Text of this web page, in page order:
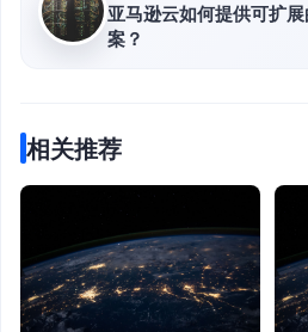
亚马逊云如何提供可扩
案？
相关推荐